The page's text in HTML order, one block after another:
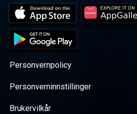
Personvernpolicy
Personverninnstillinger
Brukervilkår